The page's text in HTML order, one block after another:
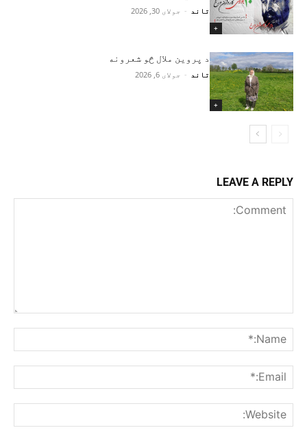
+
تاند - جولای 30, 2026
+
د پروین ملال څو شعرونه
تاند - جولای 6, 2026
LEAVE A REPLY